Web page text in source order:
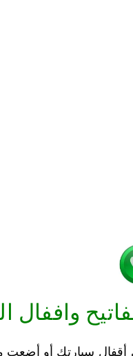
إلى كسر الزجاج،
تدريبية لأعوام
في :